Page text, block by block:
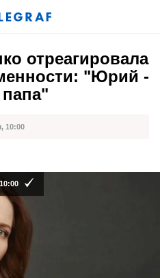
отреагировала
"Юрий -
10:00